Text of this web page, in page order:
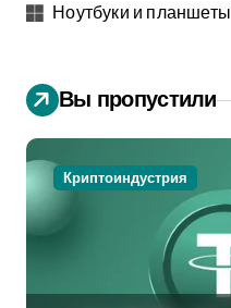
Ноутбуки и планшеты
Вы пропустили
Криптоиндустрия